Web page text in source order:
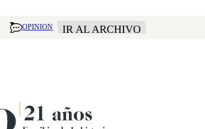
OPINION IR AL ARCHIVO